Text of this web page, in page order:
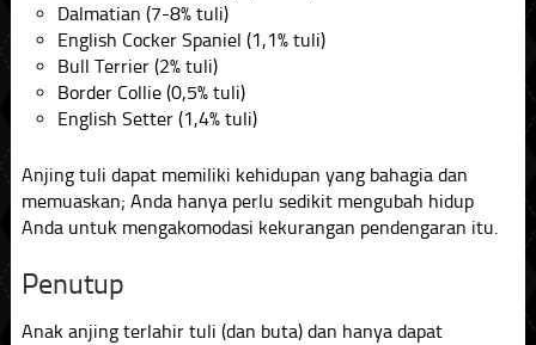
Dalmatian (7-8% tuli)
English Cocker Spaniel (1,1% tuli)
Bull Terrier (2% tuli)
Border Collie (0,5% tuli)
English Setter (1,4% tuli)
Anjing tuli dapat memiliki kehidupan yang bahagia dan
memuaskan; Anda hanya perlu sedikit mengubah hidup
Anda untuk mengakomodasi kekurangan pendengaran itu.
Penutup
Anak anjing terlahir tuli (dan buta) dan hanya dapat